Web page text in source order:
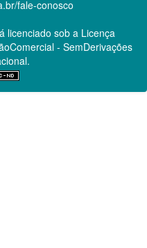
fale-conosco
licenciado sob a Licença
- SemDerivações